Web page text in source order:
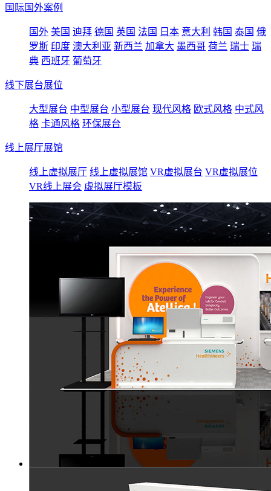
国际国外案例
国外 美国 迪拜 德国 英国 法国 日本 意大利 韩国 泰国 俄
罗斯 印度 澳大利亚 新西兰 加拿大 墨西哥 荷兰 瑞士 瑞
典 西班牙 葡萄牙
线下展台展位
大型展台 中型展台 小型展台 现代风格 欧式风格 中式风
格 卡通风格 环保展台
线上展厅展馆
线上虚拟展厅 线上虚拟展馆 VR虚拟展台 VR虚拟展位
VR线上展会 虚拟展厅模板